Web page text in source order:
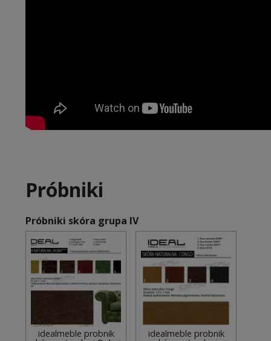
Próbniki
Próbniki skóra grupa IV
idealmeble probnik idealmeble probnik